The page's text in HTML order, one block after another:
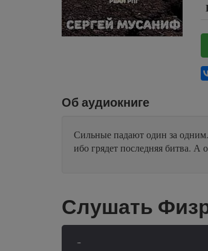
Об аудиокниге
Сильные падают один за
ибо грядет последняя битва.
Слушать
-